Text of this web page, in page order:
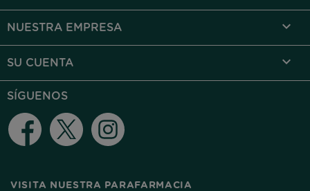
NUESTRA EMPRESA 
SU CUENTA 
SÍGUENOS
Facebook Twitter
VISITA NUESTRA PARAFARMACIA